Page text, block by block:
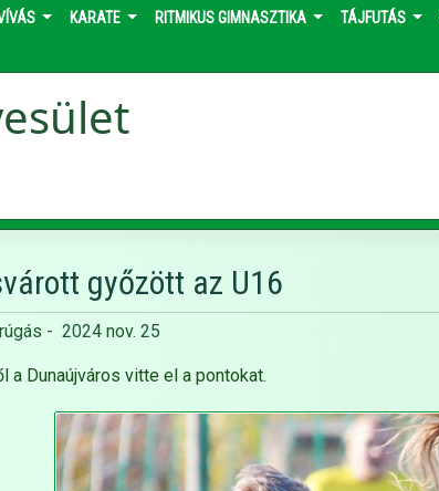
KARATE RITMIKUS GIMNASZTIKA TÁJFUTÁS
győzött az U16
- 2024 nov. 25
a Dunaújváros vitte el a pontokat.